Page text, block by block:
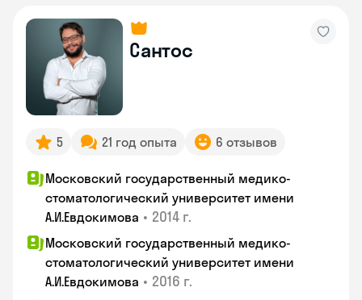
Сантос
5 21 год опыта 6 отзывов
Московский государственный медико-
стоматологический университет имени
А.И.Евдокимова • 2014 г.
Московский государственный медико-
стоматологический университет имени
А.И.Евдокимова • 2016 г.